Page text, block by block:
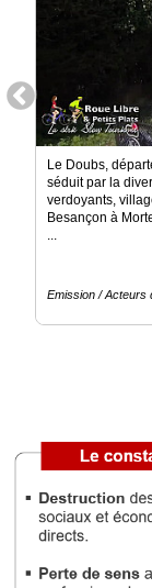
RUBRIQUES
Gazette
Médias
Inscription
Le Doubs,
séduit par la
verdoyants,
Besançon à
...
Emission / Acteurs